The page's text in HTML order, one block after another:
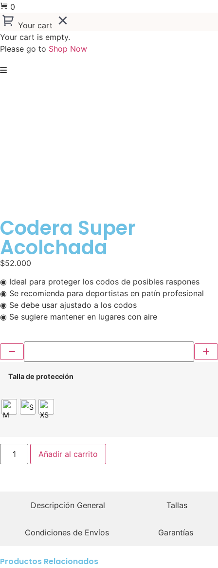
0
Your cart
Your cart is empty.
Please go to Shop Now
Codera Super
Acolchada
$52.000
◉ Ideal para proteger los codos de posibles raspones
◉ Se recomienda para deportistas en patín profesional
◉ Se debe usar ajustado a los codos
◉ Se sugiere mantener en lugares con aire
Talla de protección
Añadir al carrito
Descripción General Tallas
Condiciones de Envíos Garantías
Productos Relacionados